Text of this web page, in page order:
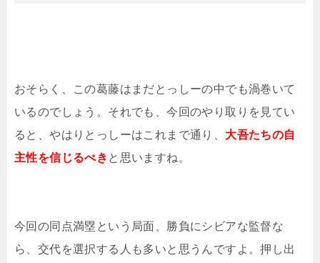
おそらく、この葛藤はまだとっしーの中でも渦巻いて
いるのでしょう。それでも、今回のやり取りを見てい
ると、やはりとっしーはこれまで通り、 大吾たちの自
主性を信じるべき と思いますね。
今回の同点満塁という局面、勝負にシビアな監督な
ら、交代を選択する人も多いと思うんですよ。押し出